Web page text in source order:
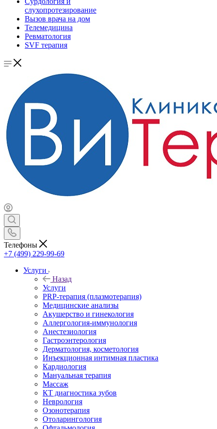
слухопротезирование
Вызов врача на дом
Телемедицина
Ревматология
SVF терапия
Телефоны
+7 (499) 229-99-69
Услуги
Назад
Услуги
PRP-терапия (плазмотерапия)
Медицинские анализы
Акушерство и гинекология
Аллергология-иммунология
Анестезиология
Гастроэнтерология
Дерматология, косметология
Инъекционная интимная пластика
Кардиология
Мануальная терапия
Массаж
КТ диагностика зубов
Неврология
Озонотерапия
Отоларингология